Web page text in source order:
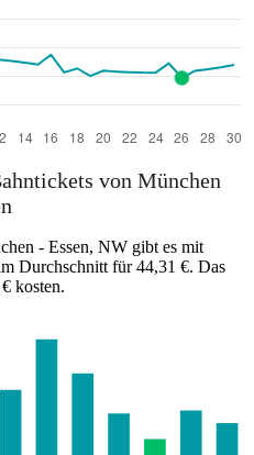
von München
- Essen, NW gibt es mit
Durchschnitt für 44,31 €. Das
kosten.